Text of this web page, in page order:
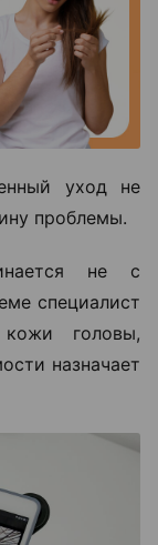
уход не
проблемы.
не с
специалист
головы,
назначает